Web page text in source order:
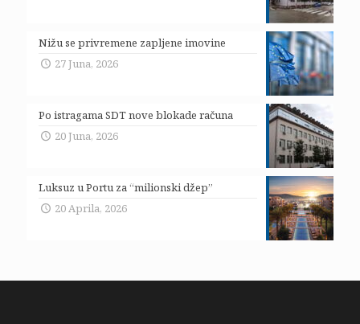
Nižu se privremene zapljene imovine
27 Juna, 2026
Po istragama SDT nove blokade računa
20 Juna, 2026
Luksuz u Portu za “milionski džep”
20 Aprila, 2026